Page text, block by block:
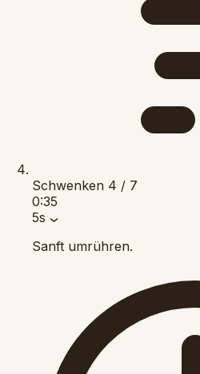
Schwenken 4 / 7
0:35
5s
Sanft umrühren.